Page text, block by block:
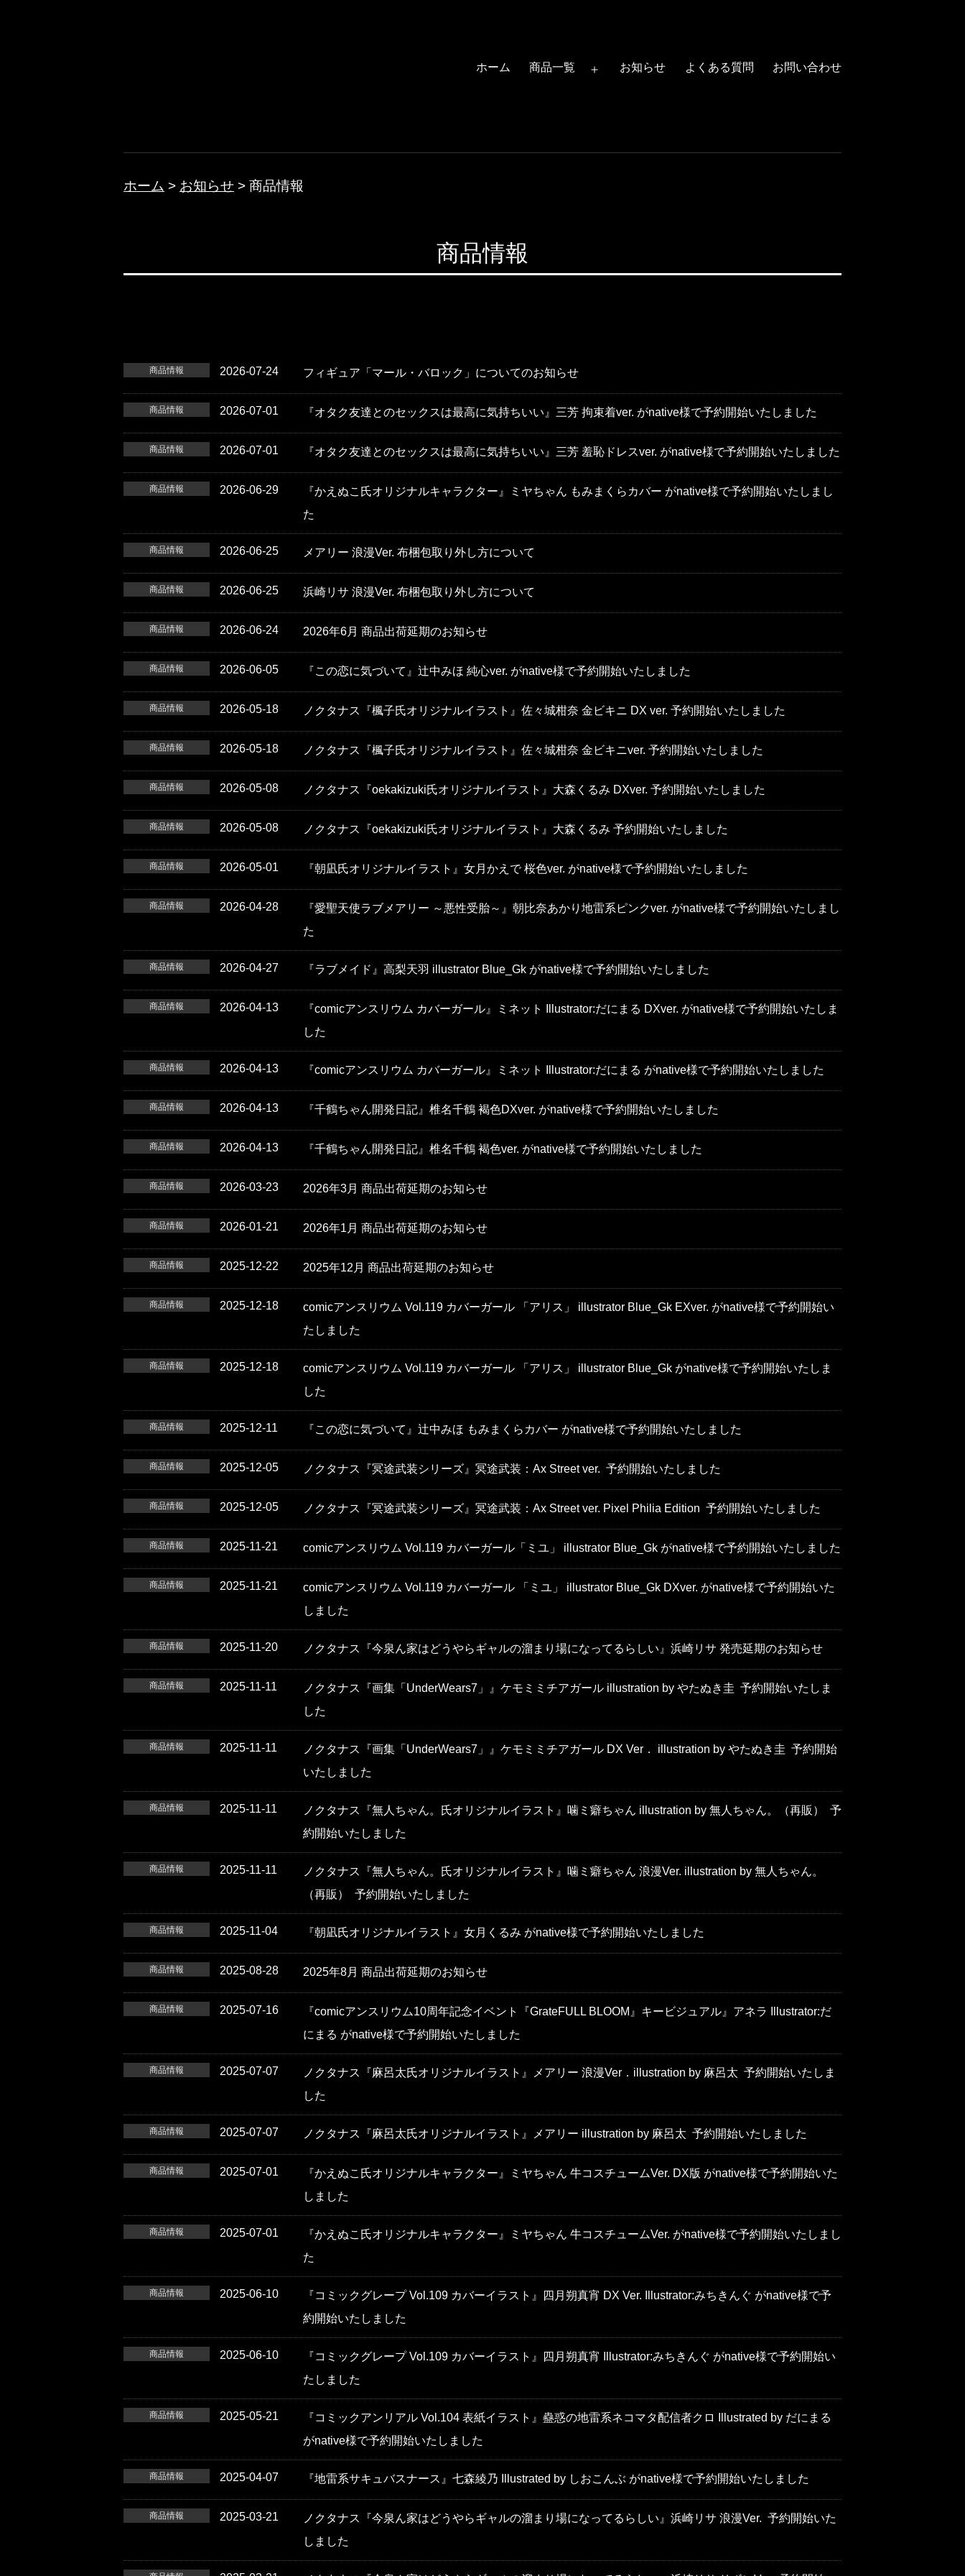
ホーム 商品一覧 お知らせ よくある質問 お問い合わせ
ホーム > お知らせ > 商品情報
商品情報
商品情報 2026-07-24 フィギュア「マール・バロック」についてのお知らせ
商品情報 2026-07-01 『オタク友達とのセックスは最高に気持ちいい』三芳 拘束着ver. がnative様で予約開始いたしました
商品情報 2026-07-01 『オタク友達とのセックスは最高に気持ちいい』三芳 羞恥ドレスver. がnative様で予約開始いたしました
商品情報 2026-06-29
『かえぬこ氏オリジナルキャラクター』ミヤちゃん もみまくらカバー がnative様で予約開始いたしまし
た
商品情報 2026-06-25 メアリー 浪漫Ver. 布梱包取り外し方について
商品情報 2026-06-25 浜崎リサ 浪漫Ver. 布梱包取り外し方について
商品情報 2026-06-24 2026年6月 商品出荷延期のお知らせ
商品情報 2026-06-05 『この恋に気づいて』辻中みほ 純心ver. がnative様で予約開始いたしました
商品情報 2026-05-18 ノクタナス『楓子氏オリジナルイラスト』佐々城柑奈 金ビキニ DX ver. 予約開始いたしました
商品情報 2026-05-18 ノクタナス『楓子氏オリジナルイラスト』佐々城柑奈 金ビキニver. 予約開始いたしました
商品情報 2026-05-08 ノクタナス『oekakizuki氏オリジナルイラスト』大森くるみ DXver. 予約開始いたしました
商品情報 2026-05-08 ノクタナス『oekakizuki氏オリジナルイラスト』大森くるみ 予約開始いたしました
商品情報 2026-05-01 『朝凪氏オリジナルイラスト』女月かえで 桜色ver. がnative様で予約開始いたしました
商品情報 2026-04-28
『愛聖天使ラブメアリー ～悪性受胎～』朝比奈あかり地雷系ピンクver. がnative様で予約開始いたしまし
た
商品情報 2026-04-27 『ラブメイド』高梨天羽 illustrator Blue_Gk がnative様で予約開始いたしました
商品情報 2026-04-13
『comicアンスリウム カバーガール』ミネット Illustrator:だにまる DXver. がnative様で予約開始いたしま
した
商品情報 2026-04-13 『comicアンスリウム カバーガール』ミネット Illustrator:だにまる がnative様で予約開始いたしました
商品情報 2026-04-13 『千鶴ちゃん開発日記』椎名千鶴 褐色DXver. がnative様で予約開始いたしました
商品情報 2026-04-13 『千鶴ちゃん開発日記』椎名千鶴 褐色ver. がnative様で予約開始いたしました
商品情報 2026-03-23 2026年3月 商品出荷延期のお知らせ
商品情報 2026-01-21 2026年1月 商品出荷延期のお知らせ
商品情報 2025-12-22 2025年12月 商品出荷延期のお知らせ
商品情報 2025-12-18
comicアンスリウム Vol.119 カバーガール 「アリス」 illustrator Blue_Gk EXver. がnative様で予約開始い
たしました
商品情報 2025-12-18
comicアンスリウム Vol.119 カバーガール 「アリス」 illustrator Blue_Gk がnative様で予約開始いたしま
した
商品情報 2025-12-11 『この恋に気づいて』辻中みほ もみまくらカバー がnative様で予約開始いたしました
商品情報 2025-12-05 ノクタナス『冥途武装シリーズ』冥途武装：Ax Street ver. 予約開始いたしました
商品情報 2025-12-05 ノクタナス『冥途武装シリーズ』冥途武装：Ax Street ver. Pixel Philia Edition 予約開始いたしました
商品情報 2025-11-21 comicアンスリウム Vol.119 カバーガール「ミユ」 illustrator Blue_Gk がnative様で予約開始いたしました
商品情報 2025-11-21
comicアンスリウム Vol.119 カバーガール 「ミユ」 illustrator Blue_Gk DXver. がnative様で予約開始いた
しました
商品情報 2025-11-20 ノクタナス『今泉ん家はどうやらギャルの溜まり場になってるらしい』浜崎リサ 発売延期のお知らせ
商品情報 2025-11-11
ノクタナス『画集「UnderWears7」』ケモミミチアガール illustration by やたぬき圭 予約開始いたしま
した
商品情報 2025-11-11
ノクタナス『画集「UnderWears7」』ケモミミチアガール DX Ver． illustration by やたぬき圭 予約開始
いたしました
商品情報 2025-11-11
ノクタナス『無人ちゃん。氏オリジナルイラスト』噛ミ癖ちゃん illustration by 無人ちゃん。（再販） 予
約開始いたしました
商品情報 2025-11-11
ノクタナス『無人ちゃん。氏オリジナルイラスト』噛ミ癖ちゃん 浪漫Ver. illustration by 無人ちゃん。
（再販） 予約開始いたしました
商品情報 2025-11-04 『朝凪氏オリジナルイラスト』女月くるみ がnative様で予約開始いたしました
商品情報 2025-08-28 2025年8月 商品出荷延期のお知らせ
商品情報 2025-07-16
『comicアンスリウム10周年記念イベント『GrateFULL BLOOM』キービジュアル』アネラ Illustrator:だ
にまる がnative様で予約開始いたしました
商品情報 2025-07-07
ノクタナス『麻呂太氏オリジナルイラスト』メアリー 浪漫Ver．illustration by 麻呂太 予約開始いたしま
した
商品情報 2025-07-07 ノクタナス『麻呂太氏オリジナルイラスト』メアリー illustration by 麻呂太 予約開始いたしました
商品情報 2025-07-01
『かえぬこ氏オリジナルキャラクター』ミヤちゃん 牛コスチュームVer. DX版 がnative様で予約開始いた
しました
商品情報 2025-07-01
『かえぬこ氏オリジナルキャラクター』ミヤちゃん 牛コスチュームVer. がnative様で予約開始いたしまし
た
商品情報 2025-06-10
『コミックグレープ Vol.109 カバーイラスト』四月朔真宵 DX Ver. Illustrator:みちきんぐ がnative様で予
約開始いたしました
商品情報 2025-06-10
『コミックグレープ Vol.109 カバーイラスト』四月朔真宵 Illustrator:みちきんぐ がnative様で予約開始い
たしました
商品情報 2025-05-21
『コミックアンリアル Vol.104 表紙イラスト』蠱惑の地雷系ネコマタ配信者クロ Illustrated by だにまる
がnative様で予約開始いたしました
商品情報 2025-04-07 『地雷系サキュバスナース』七森綾乃 Illustrated by しおこんぶ がnative様で予約開始いたしました
商品情報 2025-03-21
ノクタナス『今泉ん家はどうやらギャルの溜まり場になってるらしい』浜崎リサ 浪漫Ver. 予約開始いた
しました